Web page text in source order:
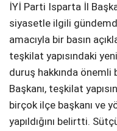
SERVISLER
İYİ Parti Isparta İl
siyasetle ilgili
amacıyla bir basın
teşkilat yapısındaki
duruş hakkında
Başkanı, teşkilat
birçok ilçe başkanı ve
yapıldığını belirtti.